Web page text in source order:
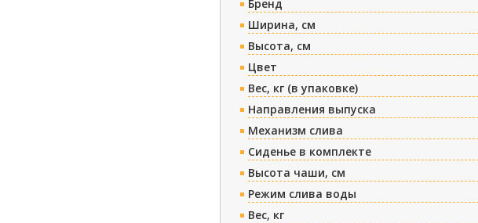
Бренд
Ширина, см
Высота, см
Цвет
Вес, кг (в упаковке)
Направления выпуска
Механизм слива
Сиденье в комплекте
Высота чаши, см
Режим слива воды
Вес, кг